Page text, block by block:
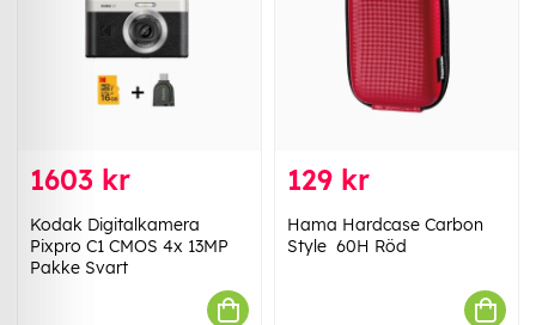
1603 kr
Kodak Digitalkamera
Pixpro C1 CMOS 4x 13MP
Pakke Svart
129 kr
Hama Hardcase Carbon
Style 60H Röd